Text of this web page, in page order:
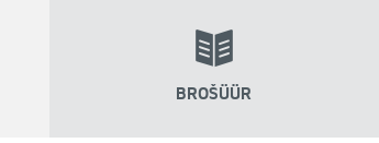
BROŠÜÜR